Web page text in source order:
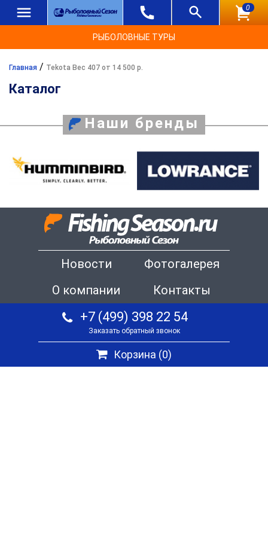
0
РЫБОЛОВНЫЕ ТУРЫ
Главная / Tekota Вес 407 от 14 500 р.
Каталог
Наши бренды
Новости
Фотогалерея
О компании
Контакты
+7 (499) 398 22 54
Заказать обратный звонок
Корзина (0)